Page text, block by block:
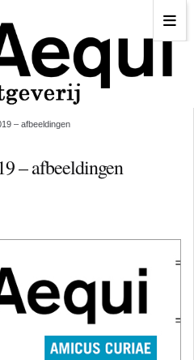
– afbeeldingen
– afbeeldingen